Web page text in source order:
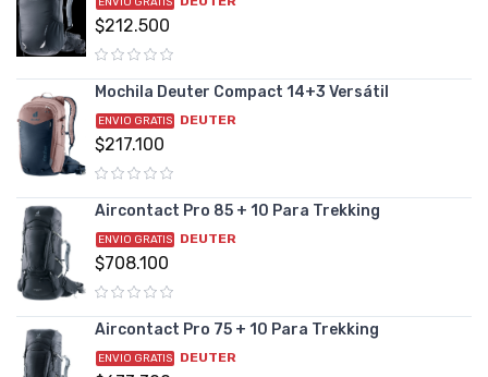
$212.500
Mochila Deuter Compact 14+3 Versátil
ENVIO GRATIS DEUTER
$217.100
Aircontact Pro 85 + 10 Para Trekking
ENVIO GRATIS DEUTER
$708.100
Aircontact Pro 75 + 10 Para Trekking
ENVIO GRATIS DEUTER